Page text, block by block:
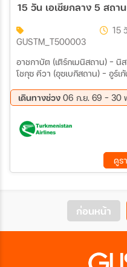
15 วัน เอเชียกลาง 5 สถาน
GUSTM_T500003
15
อาชกาบัต (เติร์กเมนิสถาน) –
โชกุซ คีวา (อุซเบกิสถาน) – อูร์
เบ – ฮิสซาร์ - อัลมาตี (คาซัคสถ
(คีร์กิซสถาน) – อุทยานแห่งชาติ
เดินทางช่วง 06 ก.ย. 69 - 30
01 พ.ย. 69 - 15 พ.ย. 69
02 พ.ค. 70 - 16 พ.ค. 70
ดูร
ก่อนหน้า